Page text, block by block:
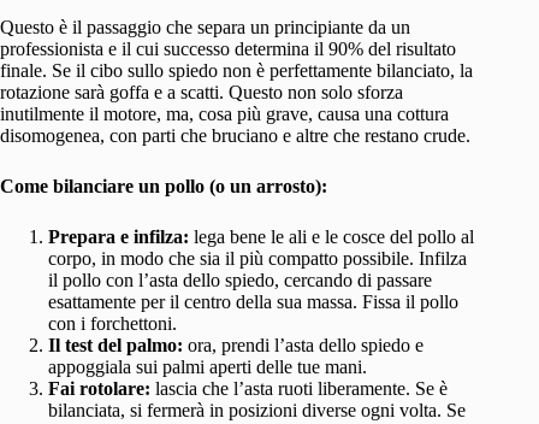
Questo è il passaggio che separa un principiante da un
professionista e il cui successo determina il 90% del risultato
finale. Se il cibo sullo spiedo non è perfettamente bilanciato, la
rotazione sarà goffa e a scatti. Questo non solo sforza
inutilmente il motore, ma, cosa più grave, causa una cottura
disomogenea, con parti che bruciano e altre che restano crude.
Come bilanciare un pollo (o un arrosto):
Prepara e infilza: lega bene le ali e le cosce del pollo al
corpo, in modo che sia il più compatto possibile. Infilza
il pollo con l’asta dello spiedo, cercando di passare
esattamente per il centro della sua massa. Fissa il pollo
con i forchettoni.
Il test del palmo: ora, prendi l’asta dello spiedo e
appoggiala sui palmi aperti delle tue mani.
Fai rotolare: lascia che l’asta ruoti liberamente. Se è
bilanciata, si fermerà in posizioni diverse ogni volta. Se